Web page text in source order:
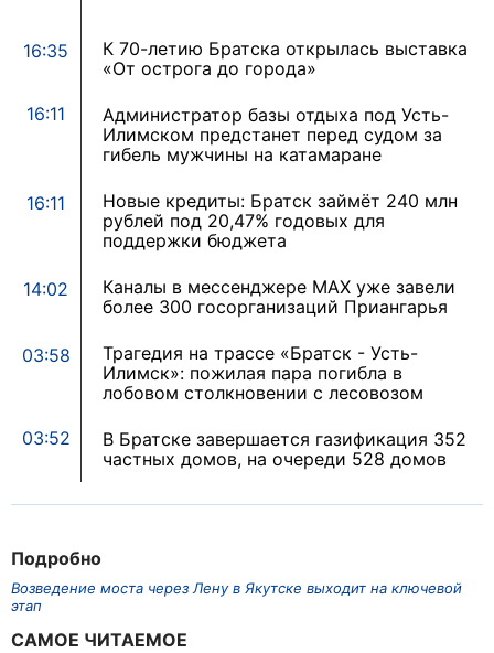
Подробно
Возведение моста через Лену в Якутске выходит на ключевой
этап
САМОЕ ЧИТАЕМОЕ
16:35
К 70-летию Братска открылась выставка
«От острога до города»
16:11
Администратор базы отдыха под Усть-
Илимском предстанет перед судом за
гибель мужчины на катамаране
16:11
Новые кредиты: Братск займёт 240 млн
рублей под 20,47% годовых для
поддержки бюджета
14:02
Каналы в мессенджере MAX уже завели
более 300 госорганизаций Приангарья
03:58
Трагедия на трассе «Братск - Усть-
Илимск»: пожилая пара погибла в
лобовом столкновении с лесовозом
03:52
В Братске завершается газификация 352
частных домов, на очереди 528 домов